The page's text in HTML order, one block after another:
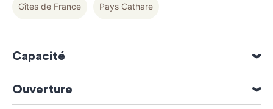
Gîtes de France Pays Cathare
Capacité
Ouverture